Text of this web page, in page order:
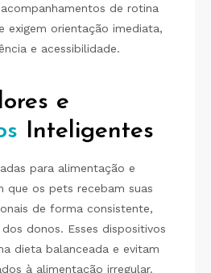
de rotina
exigem orientação imediata,
e acessibilidade.
e
Inteligentes
para alimentação e
que os pets recebam suas
de forma consistente,
donos. Esses dispositivos
dieta balanceada e evitam
à alimentação irregular.